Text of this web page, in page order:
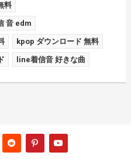
料
音 edm
kpop ダウンロード 無料
line着信音 好きな曲